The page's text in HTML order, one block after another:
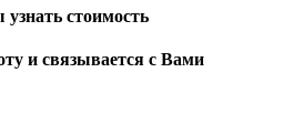
узнать стоимость
и связывается с Вами